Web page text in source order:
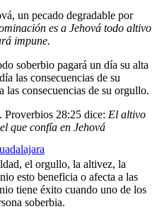
un pecado degradable por
es a Jehová todo altivo
impune.
soberbio pagará un día su alta
las consecuencias de su
las consecuencias de su orgullo.
Proverbios 28:25 dice: El altivo
que confía en Jehová
el orgullo, la altivez, la
esto beneficia o afecta a las
tiene éxito cuando uno de los
soberbia.